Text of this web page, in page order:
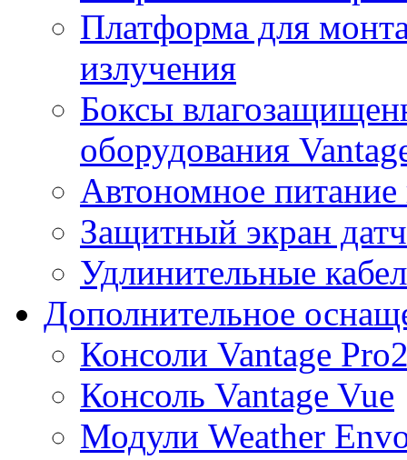
Платформа для
излучения
Боксы
оборудования
Автономное питание
Защитный экран
Удлинительные
Дополнительное
Консоли Vantage
Консоль Vantage Vue
Модули Weather